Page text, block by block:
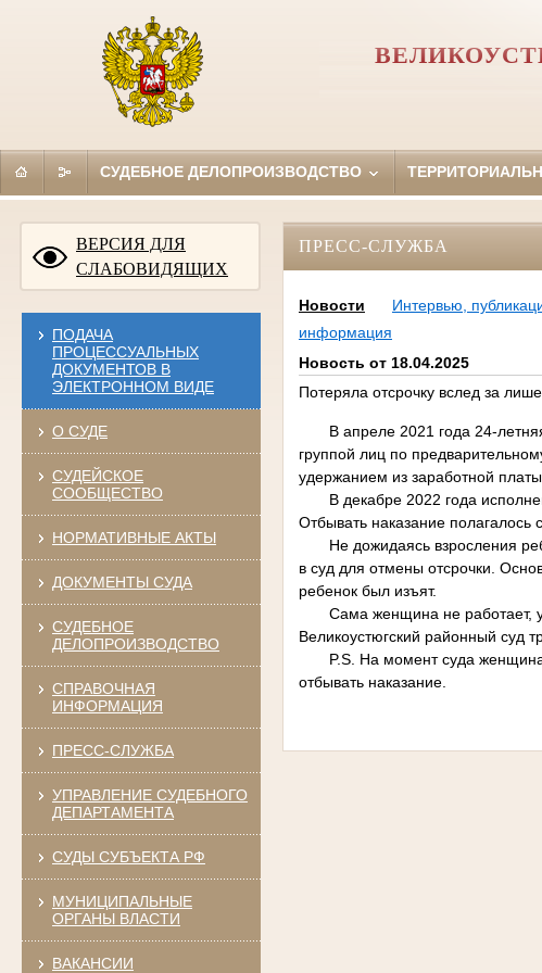
СУДЕБНОЕ ДЕЛОПРОИЗВОДСТВО
ВЕРСИЯ ДЛЯ
СЛАБОВИДЯЩИХ
ПОДАЧА
ПРОЦЕССУАЛЬНЫХ
ДОКУМЕНТОВ В
ЭЛЕКТРОННОМ ВИДЕ
О СУДЕ
СУДЕЙСКОЕ
СООБЩЕСТВО
НОРМАТИВНЫЕ АКТЫ
ДОКУМЕНТЫ СУДА
СУДЕБНОЕ
ДЕЛОПРОИЗВОДСТВО
СПРАВОЧНАЯ
ИНФОРМАЦИЯ
ПРЕСС-СЛУЖБА
УПРАВЛЕНИЕ СУДЕБНОГО
ДЕПАРТАМЕНТА
СУДЫ СУБЪЕКТА РФ
МУНИЦИПАЛЬНЫЕ
ОРГАНЫ ВЛАСТИ
ВАКАНСИИ
ПРЕСС-СЛУЖБА
Новости Интервью,
информация
Новость от 18.04.2025
Потеряла отсрочку вслед за
В апреле 2021 года 24-летняя
группой лиц по
удержанием из заработной
В декабре 2022 года
Отбывать наказание полагалось
Не дожидаясь взросления
в суд для отмены отсрочки.
ребенок был изъят.
Сама женщина не работает,
Великоустюгский районный суд
P.S. На момент суда женщина
отбывать наказание.